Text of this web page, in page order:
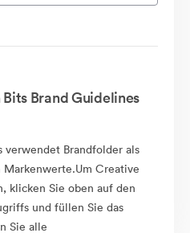
Brand Guidelines
verwendet Brandfolder als
Creative
klicken Sie oben auf den
und füllen Sie das
Sie alle